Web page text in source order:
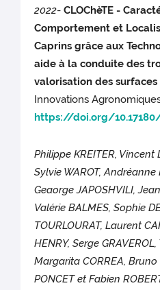
2022-CLOChèTE -
Comportement et
Caprins grâce aux
aide à la conduite des
valorisation des
Innovations
https://doi.org/
Philippe KREITER, Vincent
Sylvie WAROT, Andréanne
Geaorge JAPOSHVILI,
Valérie BALMES, Sophie
TOURLOURAT, Laurent
HENRY, Serge GRAVEROL,
Margarita CORREA, Bruno
PONCET et Fabien